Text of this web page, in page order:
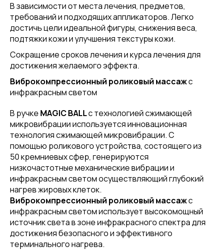
В зависимости от места лечения, предметов,
требований и подходящих аппликаторов. Легко
достичь цели идеальной фигуры, снижения веса,
подтяжки кожи и улучшения текстуры кожи.
Сокращение сроков лечения и курса лечения для
достижения желаемого эффекта.
Виброкомпрессионный роликовый массажс
инфракрасным светом
В ручке MAGIC BALLс технологией сжимающей
микровибрации используется инновационная
технология сжимающей микровибрации. С
помощью роликового устройства, состоящего из
50 кремниевых сфер, генерируются
низкочастотные механические вибрации и
инфракрасным светом осуществляющий глубокий
нагрев жировых клеток.
Виброкомпрессионный роликовый массажс
инфракрасным светом использует высокомощный
источник света в зоне инфракрасного спектра для
достижения безопасного и эффективного
терминального нагрева.